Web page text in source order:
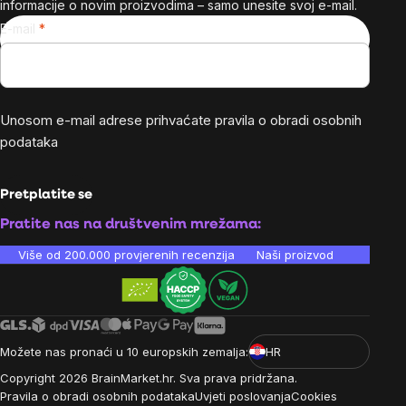
informacije o novim proizvodima – samo unesite svoj e-mail.
E-mail
Unosom e-mail adrese prihvaćate pravila o obradi osobnih
podataka
Pretplatite se
Pratite nas na društvenim mrežama:
Više od 200.000 provjerenih recenzija Naši proizvodi su
Možete nas pronaći u 10 europskih zemalja:
HR
Copyright 2026 BrainMarket.hr. Sva prava pridržana.
Pravila o obradi osobnih podatakaUvjeti poslovanjaCookies